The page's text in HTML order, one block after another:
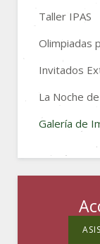
Taller IPAS
Olimpiadas
Invitados
La Noche
Galería de